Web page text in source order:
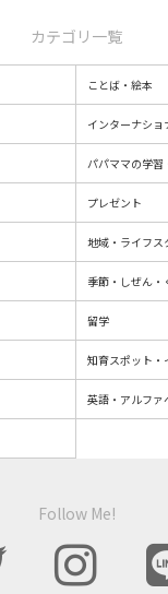
カテゴリ一覧
ことば・絵本
インターナシ
パパママの学習
プレゼント
地域・ライフス
季節・しぜん・
留学
知育スポット・
英語・アルファ
Follow Me!